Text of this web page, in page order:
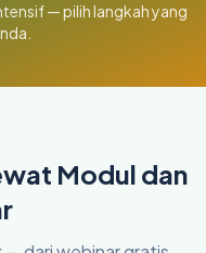
— pilih langkah yang
Modul dan